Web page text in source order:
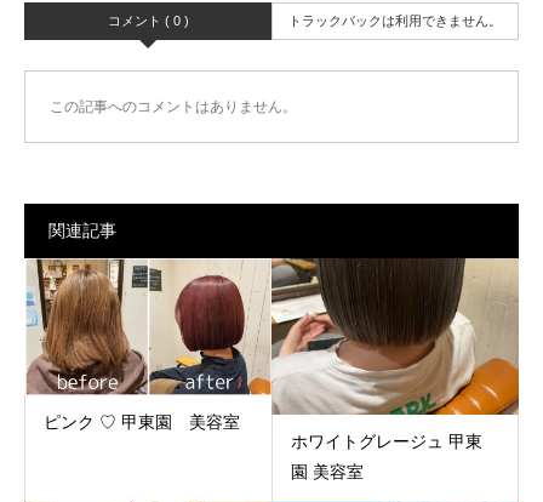
コメント ( 0 ) トラックバックは利用できません。
この記事へのコメントはありません。
関連記事
ピンク ♡ 甲東園 美容室
ホワイトグレージュ 甲東
園 美容室